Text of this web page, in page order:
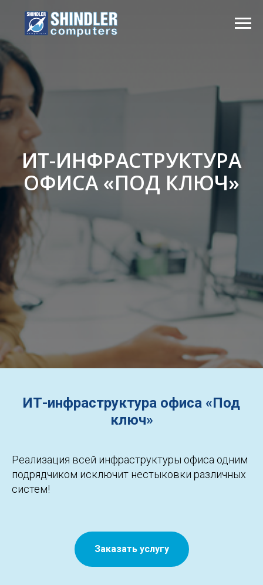
ИТ-ИНФРАСТРУКТУРА
ОФИСА «ПОД КЛЮЧ»
ИТ-инфраструктура офиса «Под
ключ»
Реализация всей инфраструктуры офиса одним
подрядчиком исключит нестыковки различных
систем!
Заказать услугу